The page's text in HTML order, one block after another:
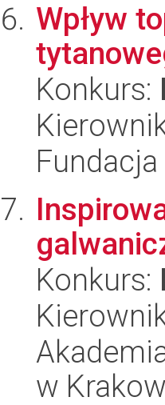
Wpływ
Konkurs:
Konkurs:
w